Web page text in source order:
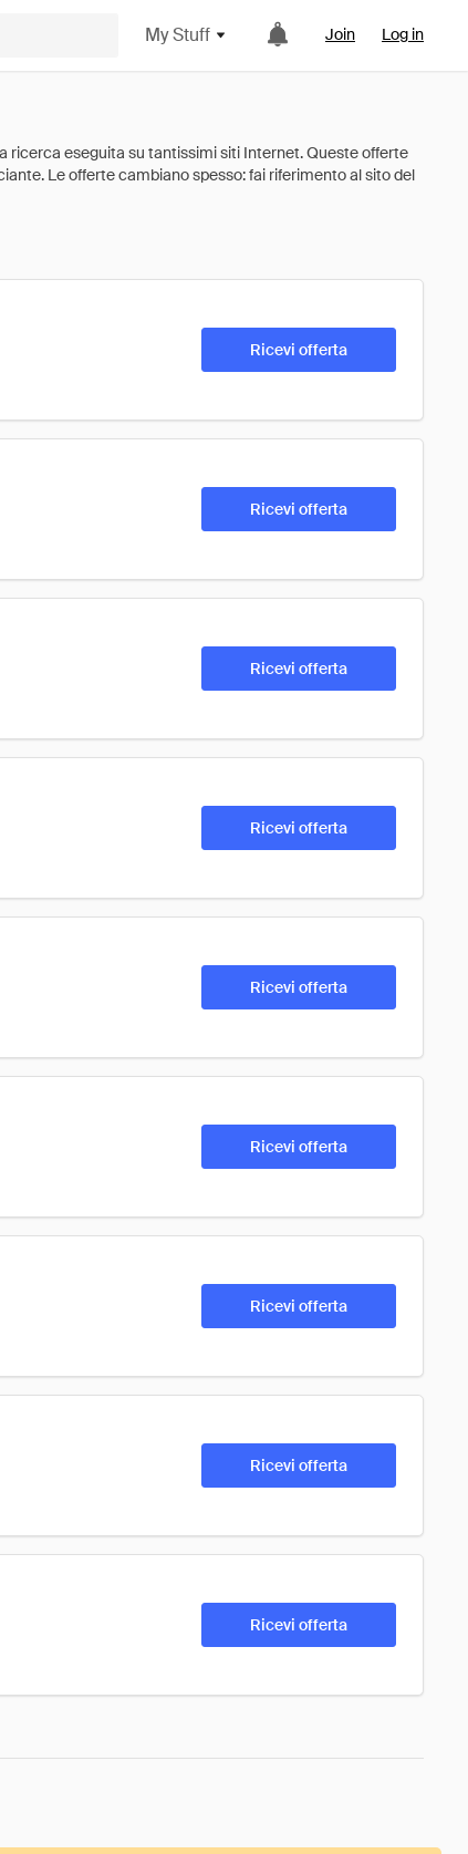
My Stuff Join Log in
Ricevi offerta
Ricevi offerta
Ricevi offerta
Ricevi offerta
Ricevi offerta
Ricevi offerta
Ricevi offerta
Ricevi offerta
Ricevi offerta